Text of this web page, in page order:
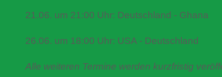
21.06. um 21:00 Uhr: Deutschland - Ghana
26.06. um 18:00 Uhr: USA - Deutschland
Alle weiteren Termine werden kurzfristig